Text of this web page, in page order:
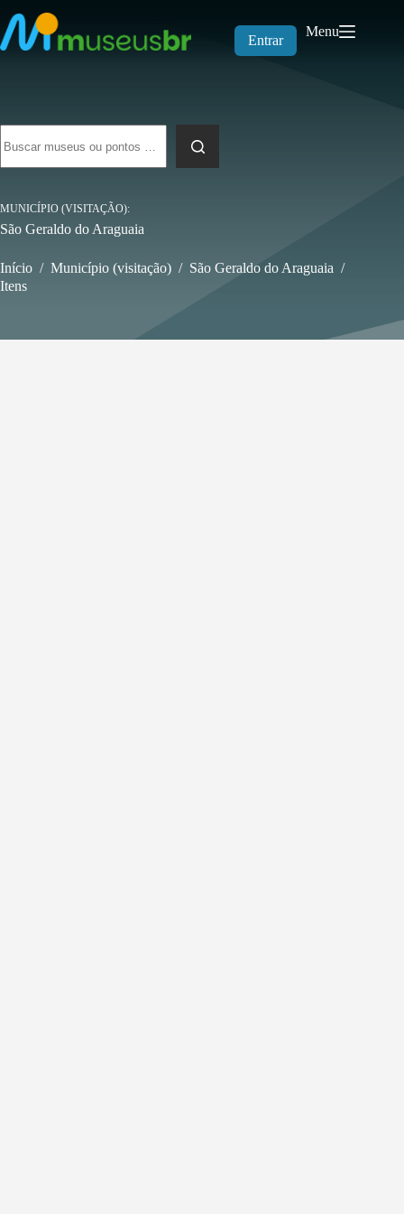
para
o
conteúdo
Entrar
Menu
resultados
MUNICÍPIO (VISITAÇÃO)
São Geraldo do Araguaia
Início / Município (visitação) / São Geraldo do Araguaia /
Itens